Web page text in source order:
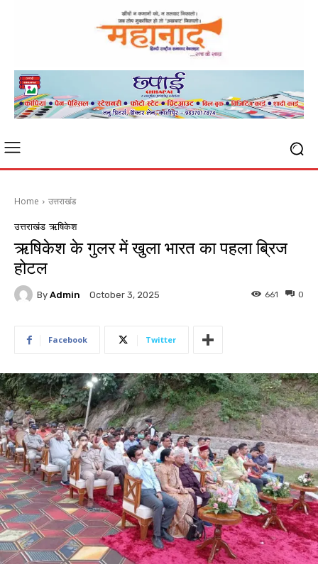
Home उत्तराखंड
उत्तराखंड ऋषिकेश
ऋषिकेश के गुलर में खुला भारत का पहला ब्रिज
होटल
By Admin October 3, 2025 0
661
Facebook Twitter